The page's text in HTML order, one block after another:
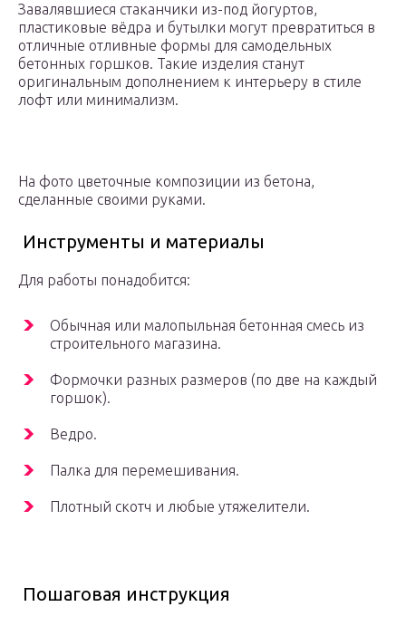
Завалявшиеся стаканчики из-под йогуртов,
пластиковые вёдра и бутылки могут превратиться в
отличные отливные формы для самодельных
бетонных горшков. Такие изделия станут
оригинальным дополнением к интерьеру в стиле
лофт или минимализм.
На фото цветочные композиции из бетона,
сделанные своими руками.
Инструменты и материалы
Для работы понадобится:
Обычная или малопыльная бетонная смесь из
строительного магазина.
Формочки разных размеров (по две на каждый
горшок).
Ведро.
Палка для перемешивания.
Плотный скотч и любые утяжелители.
Пошаговая инструкция